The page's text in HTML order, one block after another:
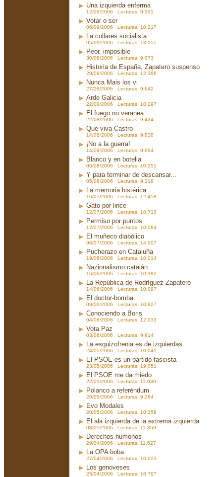
Una izquierda enferma
12/09/2006 Lecturas: 9.391
Votar o ser
06/09/2006 Lecturas: 10.217
La collares socialista
05/09/2006 Lecturas: 13.155
Peor, imposible
30/08/2006 Lecturas: 9.073
Historia de España, Zapatero suspenso
29/08/2006 Lecturas: 12.386
Nunca Mais los vi
27/08/2006 Lecturas: 9.642
Arde Galicia
22/08/2006 Lecturas: 10.297
El fuego no veranea
22/08/2006 Lecturas: 9.434
Que viva Castro
14/08/2006 Lecturas: 9.838
¡No a la guerra!
14/08/2006 Lecturas: 9.694
Blanco y en botella
05/08/2006 Lecturas: 10.251
Y para terminar de descansar...
05/08/2006 Lecturas: 9.318
La memoria histérica
16/07/2006 Lecturas: 12.458
Gato por lince
12/07/2006 Lecturas: 10.713
Permiso por puntos
12/07/2006 Lecturas: 10.084
El muñeco diabólico
06/07/2006 Lecturas: 14.007
Pucherazo en Cataluña
19/06/2006 Lecturas: 10.014
Nazionalismo catalán
16/06/2006 Lecturas: 10.382
La República de Rodríguez Zapatero
14/06/2006 Lecturas: 10.097
El doctor-bomba
09/06/2006 Lecturas: 10.827
Conociendo a Boris
04/06/2006 Lecturas: 12.033
Vota Paz
03/06/2006 Lecturas: 9.914
La esquizofrenia es de izquierdas
24/05/2006 Lecturas: 10.041
El PSOE es un partido fascista
23/05/2006 Lecturas: 19.051
El PSOE me da miedo
22/05/2006 Lecturas: 11.030
Polanco a referéndum
20/05/2006 Lecturas: 9.284
Evo Modales
20/05/2006 Lecturas: 10.359
El ala izquierda de la extrema izquierda
08/05/2006 Lecturas: 11.359
Derechos humonos
29/04/2006 Lecturas: 11.527
La OPA boba
27/04/2006 Lecturas: 10.023
Los genoveses
25/04/2006 Lecturas: 16.797